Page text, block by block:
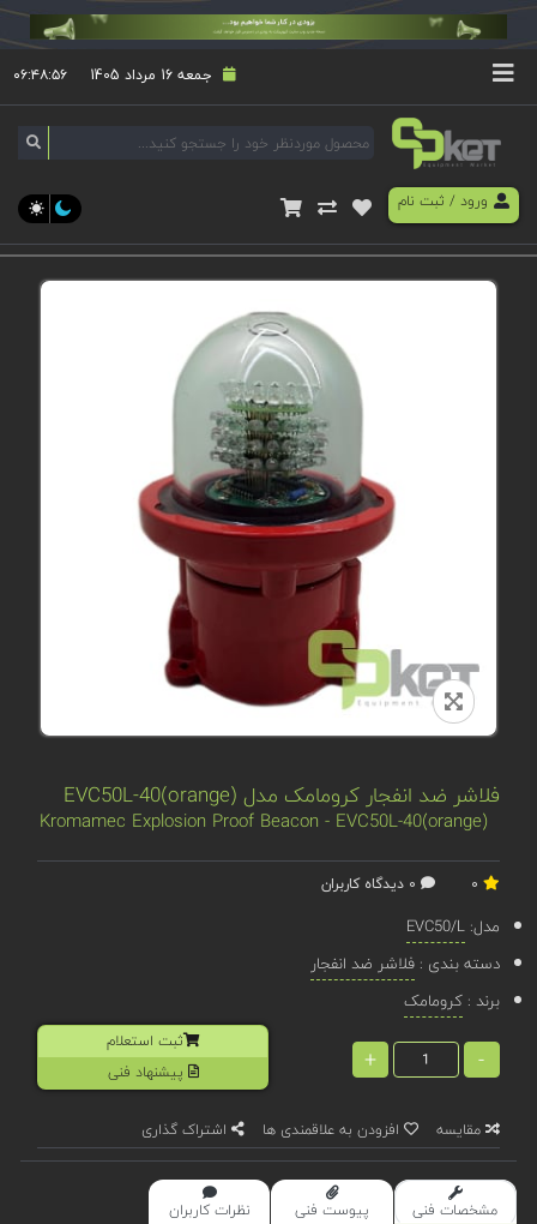
جمعه 16 مرداد 1405 ۰۶:۴۸:۵۷
ورود/ ثبت نام
فلاشر ضد انفجار کرومامک مدل EVC50L-40(orange)
Kromamec Explosion Proof Beacon - EVC50L-40(orange)
مدل:EVC50/L
دسته بندی :فلاشر ضد انفجار
برند :کرومامک
-
+
ثبت استعلام
پیشنهاد فنی
مقایسه افزودن به علاقمندی ها اشتراک گذاری
مشخصات فنی پیوست فنی نظرات کاربران